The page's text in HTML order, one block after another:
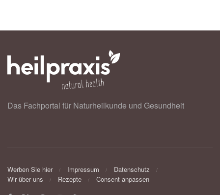
Das Fachportal für Naturheilkunde und Gesundheit
Werben Sie hier Impressum
Datenschutz
Wir über uns
Rezepte Consent anpassen